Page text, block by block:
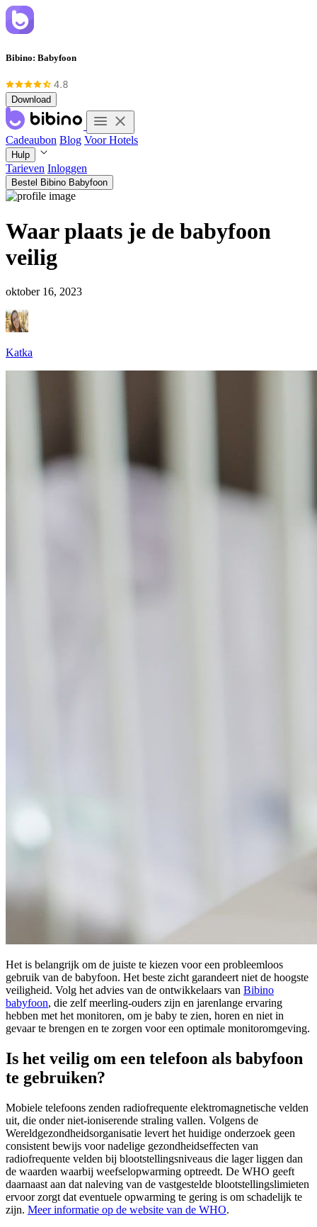
Bibino: Babyfoon
Download
Cadeaubon Blog Voor Hotels
Hulp
Tarieven Inloggen
Bestel Bibino Babyfoon
Waar plaats je de babyfoon
veilig
oktober 16, 2023
Katka
Het is belangrijk om de juiste te kiezen voor een probleemloos
gebruik van de babyfoon. Het beste zicht garandeert niet de hoogste
veiligheid. Volg het advies van de ontwikkelaars van Bibino
babyfoon, die zelf meerling-ouders zijn en jarenlange ervaring
hebben met het monitoren, om je baby te zien, horen en niet in
gevaar te brengen en te zorgen voor een optimale monitoromgeving.
Is het veilig om een telefoon als babyfoon
te gebruiken?
Mobiele telefoons zenden radiofrequente elektromagnetische velden
uit, die onder niet-ioniserende straling vallen. Volgens de
Wereldgezondheidsorganisatie levert het huidige onderzoek geen
consistent bewijs voor nadelige gezondheidseffecten van
radiofrequente velden bij blootstellingsniveaus die lager liggen dan
de waarden waarbij weefselopwarming optreedt. De WHO geeft
daarnaast aan dat naleving van de vastgestelde blootstellingslimieten
ervoor zorgt dat eventuele opwarming te gering is om schadelijk te
zijn. Meer informatie op de website van de WHO.